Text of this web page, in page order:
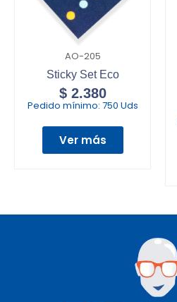
AO-205
Sticky Set Eco
$2.380
Pedido mínimo: 750 Uds
Ver más